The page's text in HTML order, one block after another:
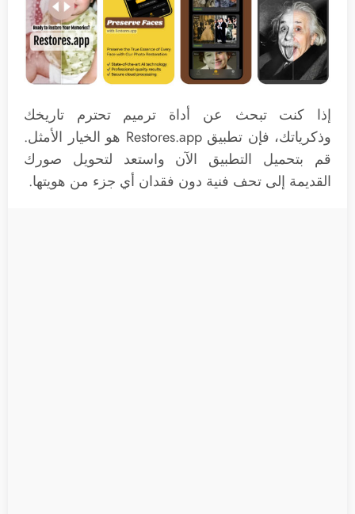
إذا كنت تبحث عن أداة ترميم تحترم تاريخك
وذكرياتك، فإن تطبيق Restores.app هو الخيار الأمثل.
قم بتحميل التطبيق الآن واستعد لتحويل صورك
القديمة إلى تحف فنية دون فقدان أي جزء من هويتها.